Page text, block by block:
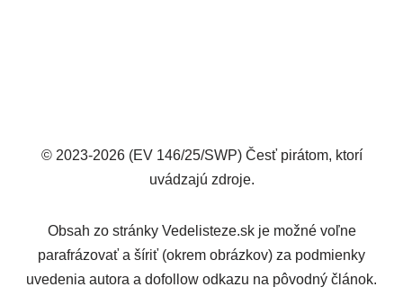
© 2023-2026 (EV 146/25/SWP) Česť pirátom, ktorí
uvádzajú zdroje.
Obsah zo stránky Vedelisteze.sk je možné voľne
parafrázovať a šíriť (okrem obrázkov) za podmienky
uvedenia autora a dofollow odkazu na pôvodný článok.